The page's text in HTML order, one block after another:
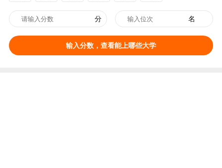
分 名
输入分数，查看能上哪些大学